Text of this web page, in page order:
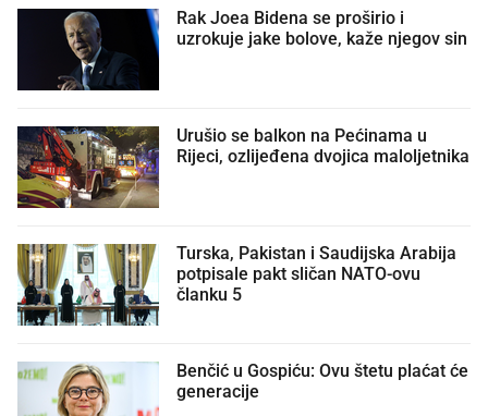
Rak Joea Bidena se proširio i
uzrokuje jake bolove, kaže njegov sin
Urušio se balkon na Pećinama u
Rijeci, ozlijeđena dvojica maloljetnika
Turska, Pakistan i Saudijska Arabija
potpisale pakt sličan NATO-ovu
članku 5
Benčić u Gospiću: Ovu štetu plaćat će
generacije